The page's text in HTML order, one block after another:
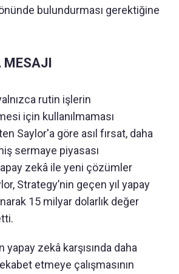
bulundurması gerektiğine
MESAJI
rutin işlerin
için kullanılmaması
Saylor'a göre asıl fırsat, daha
sermaye piyasası
zekâ ile yeni çözümler
Strategy’nin geçen yıl yapay
15 milyar dolarlık değer
yapay zekâ karşısında daha
etmeye çalışmasının